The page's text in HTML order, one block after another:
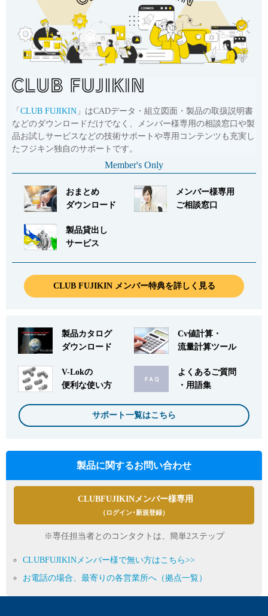
「 CLUB FUJIKIN 」はCADデータ・組立図面・製品の取扱説明書
などのダウンロードだけでなく、メンバー様専用の相談窓口や製
品お試しサービスなどの技術サポートや専用コンテンツも充実し
たフジキン独自のサポートです。
Member's Only
おまとめ
ダウンロード
メンバー様専用
ご相談窓口
製品貸出し
サービス
CLUB FUJIKIN メンバー特典を詳しく見る
製品カタログ
ダウンロード
Cv値計算・
流量計算ツール
V-Lokの
便利な使い方
よくあるご質問
・用語集
サポート一覧はこちら
製品に関するお問い合わせ
CLUBFUJIKINメンバー様専用
（ログイン･新規登録）
※専任担当者とのコンタクトは、簡単2ステップ
CLUBFUJIKINメンバー様で無い方はこちら>>
お電話の場合、最寄りの各営業所へ（拠点一覧）